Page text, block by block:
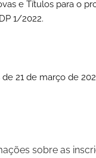
e Títulos para o
1/2022.
de 21 de março de
sobre as